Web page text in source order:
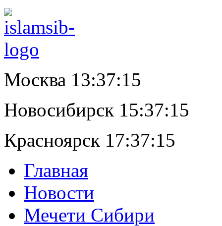
Москва 13:37:16
Новосибирск 15:37:16
Красноярск 17:37:16
Главная
Новости
Мечети Сибири